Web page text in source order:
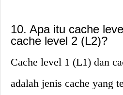
10. Apa itu cache
cache level 2 (L2)?
Cache level 1 (L1) dan
adalah jenis cache yang